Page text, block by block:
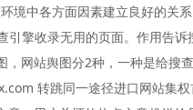
境中各方面因素建立良好的关系
擎收录无用的页面。作用告诉
，网站舆图分2种，一种是给搜
转跳同一途径进口网站集